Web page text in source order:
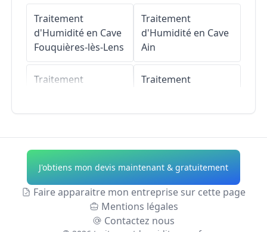
Traitement
d'Humidité en Cave
Fouquières-lès-Lens
Traitement
Traitement
Courrières
Traitement
d'Humidité en Cave
Traitement
d'Humidité en Cave
Ain
Traitement
Traitement
Allier
Traitement
d'Humidité en Cave
J'obtiens mon devis maintenant & gratuitement
Faire apparaitre mon entreprise sur cette page
Mentions légales
Contactez nous